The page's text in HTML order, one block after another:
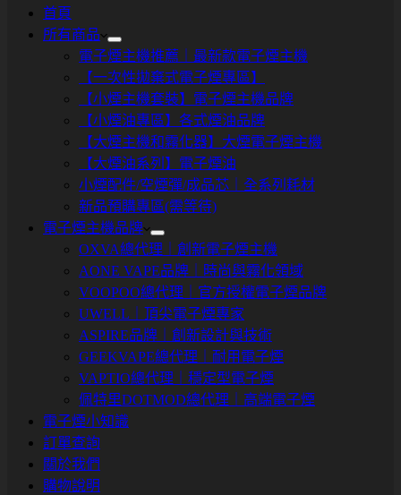
首頁
所有商品
電子煙主機推薦｜最新款電子煙主機
【一次性拋棄式電子煙專區】
【小煙主機套裝】電子煙主機品牌
【小煙油專區】各式煙油品牌
【大煙主機和霧化器】大煙電子煙主機
【大煙油系列】電子煙油
小煙配件/空煙彈/成品芯｜全系列耗材
新品預購專區(需等待)
電子煙主機品牌
OXVA總代理｜創新電子煙主機
AONE VAPE品牌｜時尚與霧化領域
VOOPOO總代理｜官方授權電子煙品牌
UWELL｜頂尖電子煙專家
ASPIRE品牌｜創新設計與技術
GEEKVAPE總代理｜耐用電子煙
VAPTIO總代理｜穩定型電子煙
佩特里DOTMOD總代理｜高端電子煙
電子煙小知識
訂單查詢
關於我們
購物說明